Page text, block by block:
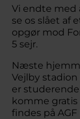
Vi endte med
se os slået af
opgør mod
5 sejr.
Næste
Vejlby stadion
er
komme
findes på